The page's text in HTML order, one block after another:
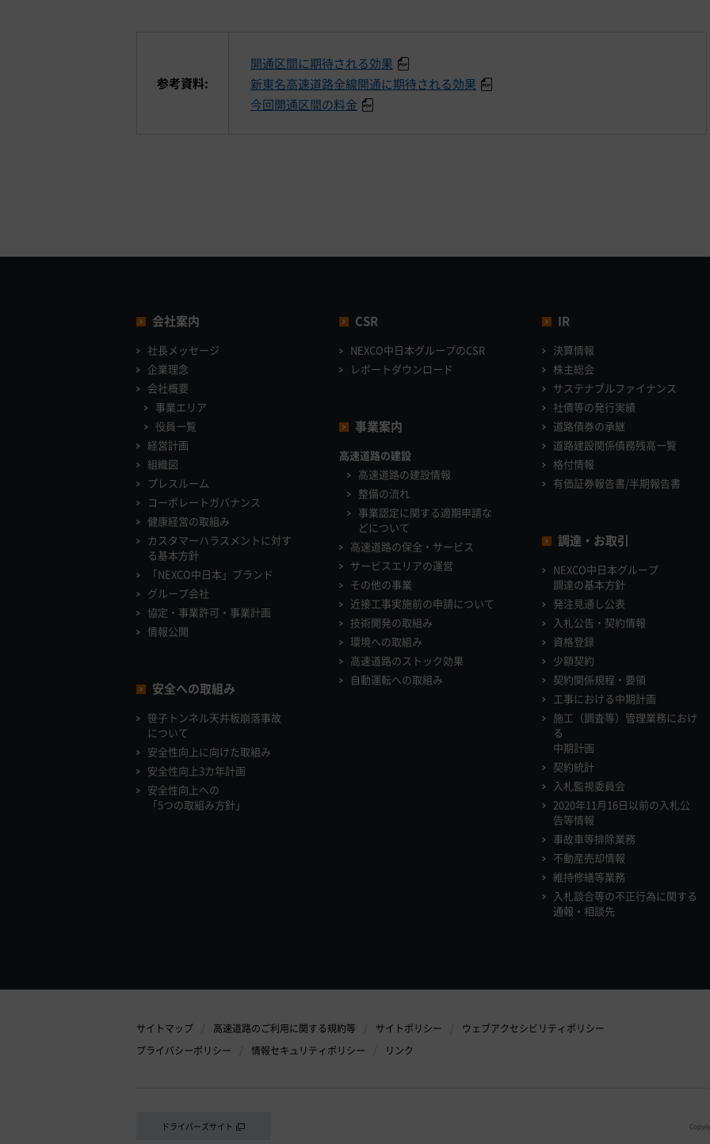
参考資料:
開通区間に期待される効果
新東名高速道路全線開通に期待される効果
今回開通区間の料金
会社案内
社長メッセージ
企業理念
会社概要
事業エリア
役員一覧
経営計画
組織図
プレスルーム
コーポレートガバナンス
健康経営の取組み
カスタマーハラスメントに対す
る基本方針
「NEXCO中日本」ブランド
グループ会社
協定・事業許可・事業計画
情報公開
安全への取組み
笹子トンネル天井板崩落事故
について
安全性向上に向けた取組み
安全性向上3カ年計画
安全性向上への
「5つの取組み方針」
CSR
NEXCO中日本グループのCSR
レポートダウンロード
事業案内
高速道路の建設
高速道路の建設情報
整備の流れ
事業認定に関する適期申請な
どについて
高速道路の保全・サービス
サービスエリアの運営
その他の事業
近接工事実施前の申請について
技術開発の取組み
環境への取組み
高速道路のストック効果
自動運転への取組み
IR
決算情報
株主総会
サステナブルファイナンス
社債等の発行実績
道路債券の承継
道路建設関係債務残高一覧
格付情報
有価証券報告書/半期報告書
調達・お取引
NEXCO中日本グループ
調達の基本方針
発注見通し公表
入札公告・契約情報
資格登録
少額契約
契約関係規程・要領
工事における中期計画
施工（調査等）管理業務におけ
る
中期計画
契約統計
入札監視委員会
2020年11月16日以前の入札公
告等情報
事故車等排除業務
不動産売却情報
維持修繕等業務
入札談合等の不正行為に関する
通報・相談先
サイトマップ 高速道路のご利用に関する規約等 サイトポリシー
ウェブアクセシビリティポリシー
プライバシーポリシー
情報セキュリティポリシー リンク
ドライバーズサイト